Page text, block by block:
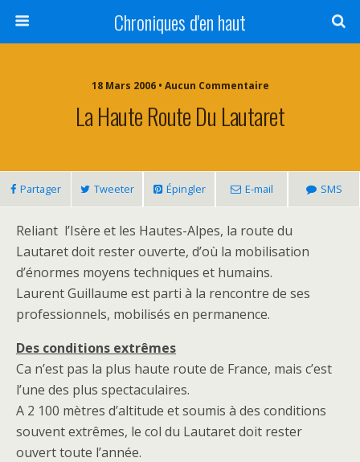
Chroniques d'en haut
18 Mars 2006 • Aucun Commentaire
La Haute Route Du Lautaret
Partager Tweeter Épingler E-mail SMS
Reliant l’Isère et les Hautes-Alpes, la route du
Lautaret doit rester ouverte, d’où la mobilisation
d’énormes moyens techniques et humains.
Laurent Guillaume est parti à la rencontre de ses
professionnels, mobilisés en permanence.
Des conditions extrêmes
Ca n’est pas la plus haute route de France, mais c’est
l’une des plus spectaculaires.
A 2 100 mètres d’altitude et soumis à des conditions
souvent extrêmes, le col du Lautaret doit rester
ouvert toute l’année.